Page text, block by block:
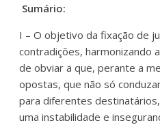
Sumário:
I – O objetivo da fixação de
contradições, harmonizando
de obviar a que, perante a
opostas, que não só
para diferentes
uma instabilidade e